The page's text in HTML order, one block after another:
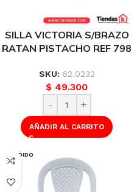
SILLA VICTORIA S/BRAZO
RATAN PISTACHO REF 798
SKU: 62.0232
$ 49.300
AÑADIR AL CARRITO
VENDIDO